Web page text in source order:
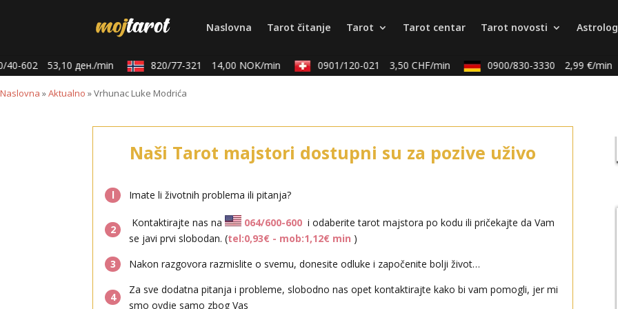
Naslovna Tarot čitanje Tarot Tarot centar Tarot novosti
602 53,10 ден./min 820/77-321 14,00 NOK/min 0901/120-021 3,50 CHF/min 0900/830-3330 2,99 €/min
Naslovna »Aktualno »Vrhunac Luke Modrića
Naši Tarot majstori dostupni su za pozive uživo
l Imate li životnih problema ili pitanja?
2
Kontaktirajte nas na 064/600-600 i odaberite tarot majstora po kodu ili pričekajte da Vam
se javi prvi slobodan. (tel:0,93€ - mob:1,12€ min )
3
Nakon razgovora razmislite o svemu, donesite odluke i započenite bolji život…
4
Za sve dodatna pitanja i probleme, slobodno nas opet kontaktirajte kako bi vam pomogli, jer mi
smo ovdje samo zbog Vas